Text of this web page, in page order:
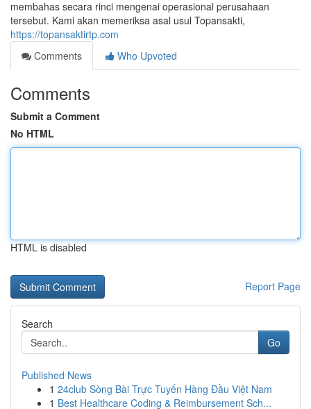
membahas secara rinci mengenai operasional perusahaan
tersebut. Kami akan memeriksa asal usul Topansakti,
https://topansaktirtp.com
Comments
Who Upvoted
Comments
Submit a Comment
No HTML
HTML is disabled
Report Page
Search
Go
Published News
1 24club Sòng Bài Trực Tuyến Hàng Đầu Việt Nam
1 Best Healthcare Coding & Reimbursement Sch...